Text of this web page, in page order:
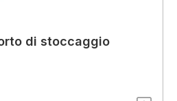
di stoccaggio